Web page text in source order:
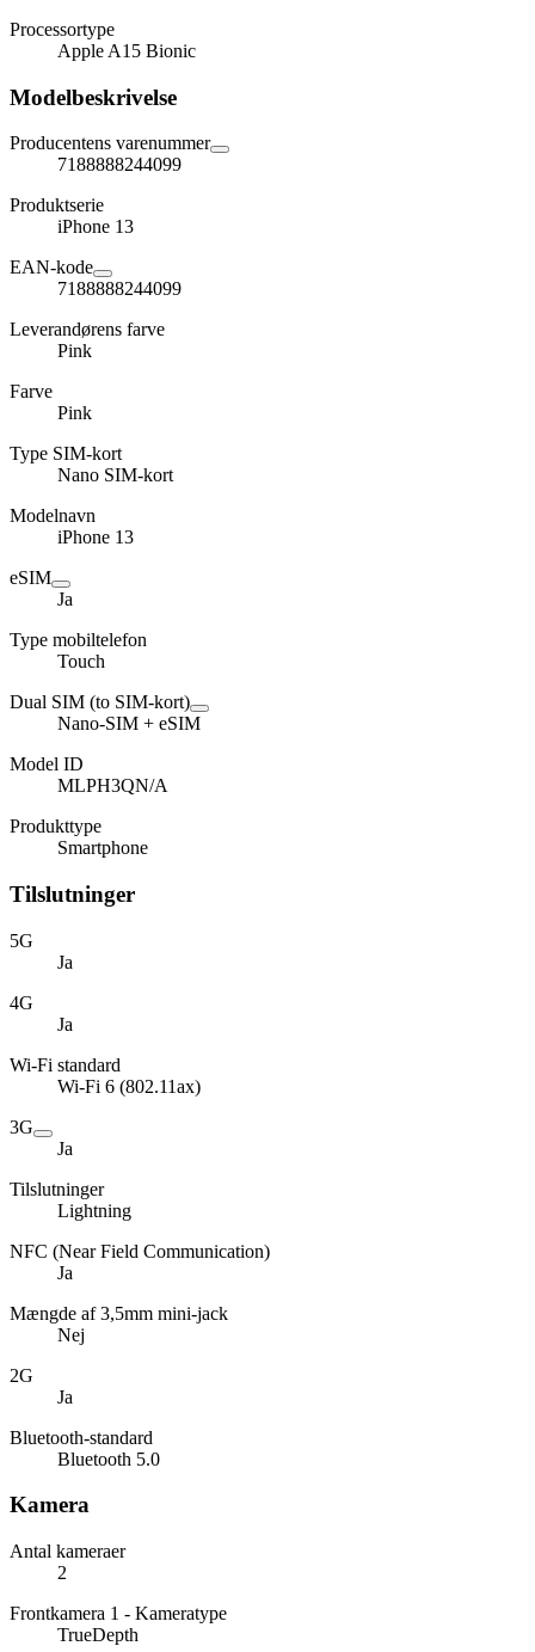
Processortype
Apple A15 Bionic
Modelbeskrivelse
Producentens varenummer
7188888244099
Produktserie
iPhone 13
EAN-kode
7188888244099
Leverandørens farve
Pink
Farve
Pink
Type SIM-kort
Nano SIM-kort
Modelnavn
iPhone 13
eSIM
Ja
Type mobiltelefon
Touch
Dual SIM (to SIM-kort)
Nano-SIM + eSIM
Model ID
MLPH3QN/A
Produkttype
Smartphone
Tilslutninger
5G
Ja
4G
Ja
Wi-Fi standard
Wi-Fi 6 (802.11ax)
3G
Ja
Tilslutninger
Lightning
NFC (Near Field Communication)
Ja
Mængde af 3,5mm mini-jack
Nej
2G
Ja
Bluetooth-standard
Bluetooth 5.0
Kamera
Antal kameraer
2
Frontkamera 1 - Kameratype
TrueDepth